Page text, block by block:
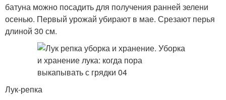
батуна можно посадить для получения ранней зелени
осенью. Первый урожай убирают в мае. Срезают перья
длиной 30 см.
Лук-репка